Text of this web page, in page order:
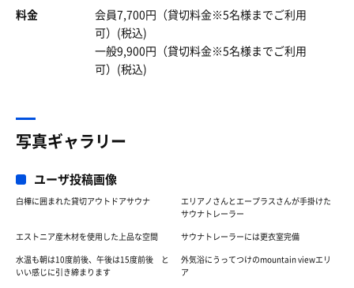
料金
会員7,700円（貸切料金※5名様までご利用
可）(税込)
一般9,900円（貸切料金※5名様までご利用
可）(税込)
写真ギャラリー
ユーザ投稿画像
白樺に囲まれた貸切アウトドアサウナ
エリアノさんとエープラスさんが手掛けた
サウナトレーラー
エストニア産木材を使用した上品な空間
サウナトレーラーには更衣室完備
水温も朝は10度前後、午後は15度前後 と
いい感じに引き締まります
外気浴にうってつけのmountain viewエリ
ア